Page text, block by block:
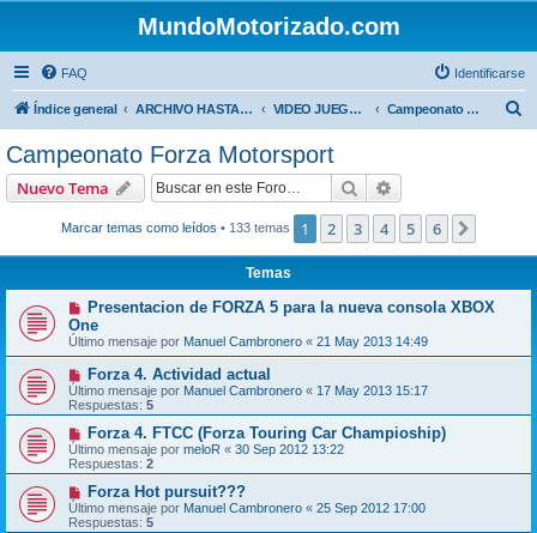
MundoMotorizado.com
FAQ Identificarse
Índice general ARCHIVO HASTA 2018 VIDEO JUEGOS DE MOTORES Campeonato Forza Motorsport
Campeonato Forza Motorsport
Nuevo Tema Buscar
Marcar temas como leídos • 133 temas 1 2 3 4 5 6
Temas
Presentacion de FORZA 5 para la nueva consola XBOX
One
Último mensaje por Manuel Cambronero « 21 May 2013 14:49
Forza 4. Actividad actual
Último mensaje por Manuel Cambronero « 17 May 2013 15:17
Respuestas: 5
Forza 4. FTCC (Forza Touring Car Champioship)
Último mensaje por meloR « 30 Sep 2012 13:22
Respuestas: 2
Forza Hot pursuit???
Último mensaje por Manuel Cambronero « 25 Sep 2012 17:00
Respuestas: 5